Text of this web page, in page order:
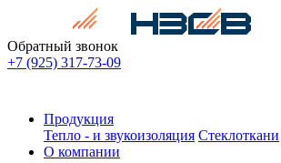
Обратный звонок
+7 (925) 317-73-09
Продукция
Тепло - и звукоизоляция Стеклоткани
О компании